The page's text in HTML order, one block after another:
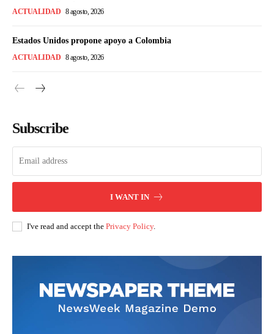
ACTUALIDAD 8 agosto, 2026
Estados Unidos propone apoyo a Colombia
ACTUALIDAD 8 agosto, 2026
Subscribe
I WANT IN
I've read and accept the Privacy Policy.